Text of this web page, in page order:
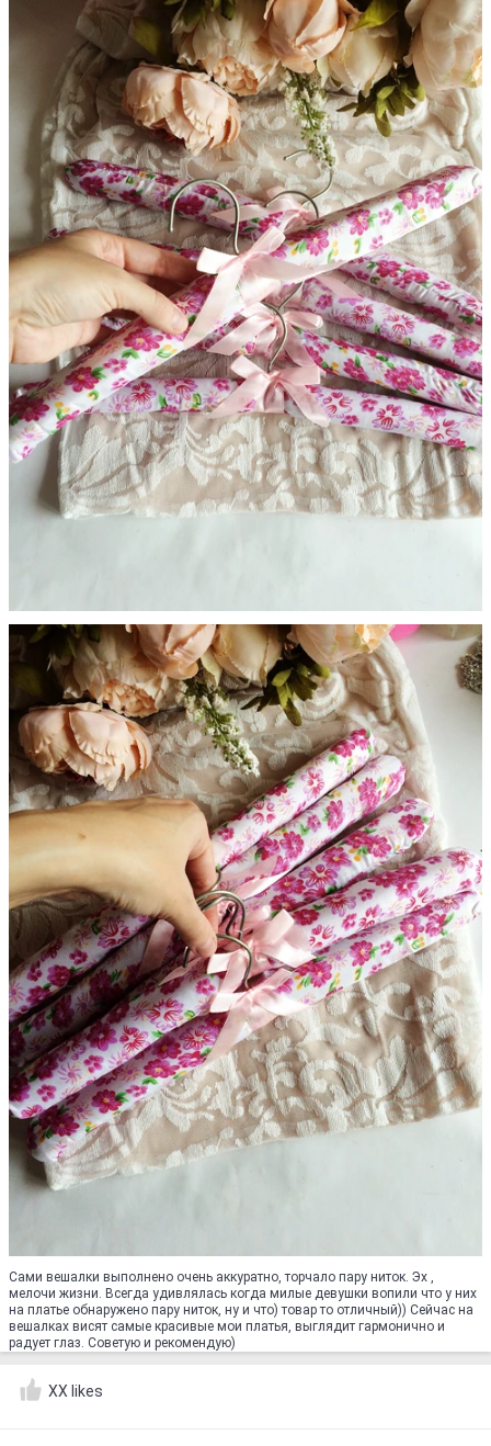
Сами вешалки выполнено очень аккуратно, торчало пару ниток. Эх ,
мелочи жизни. Всегда удивлялась когда милые девушки вопили что у них
на платье обнаружено пару ниток, ну и что) товар то отличный)) Сейчас на
вешалках висят самые красивые мои платья, выглядит гармонично и
радует глаз. Советую и рекомендую)
XX likes